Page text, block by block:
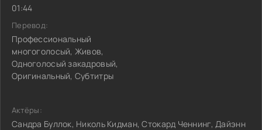
01:44
Перевод:
Профессиональный
многоголосый, Живов,
Одноголосый закадровый,
Оригинальный, Субтитры
Актёры:
Сандра Буллок, Николь Кидман, Стокард Ченнинг, Дайэнн